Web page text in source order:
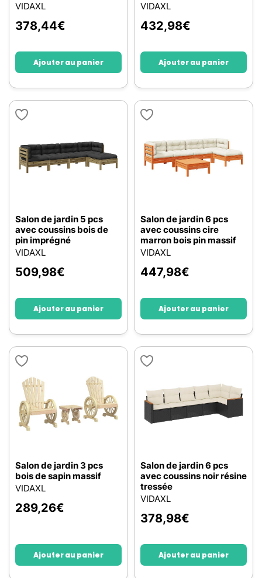
VIDAXL
378,44€
Ajouter au panier
VIDAXL
432,98€
Ajouter au panier
Salon de jardin 5 pcs
avec coussins bois de
pin imprégné
VIDAXL
509,98€
Ajouter au panier
Salon de jardin 6 pcs
avec coussins cire
marron bois pin massif
VIDAXL
447,98€
Ajouter au panier
Salon de jardin 3 pcs
bois de sapin massif
VIDAXL
289,26€
Ajouter au panier
Salon de jardin 6 pcs
avec coussins noir résine
tressée
VIDAXL
378,98€
Ajouter au panier